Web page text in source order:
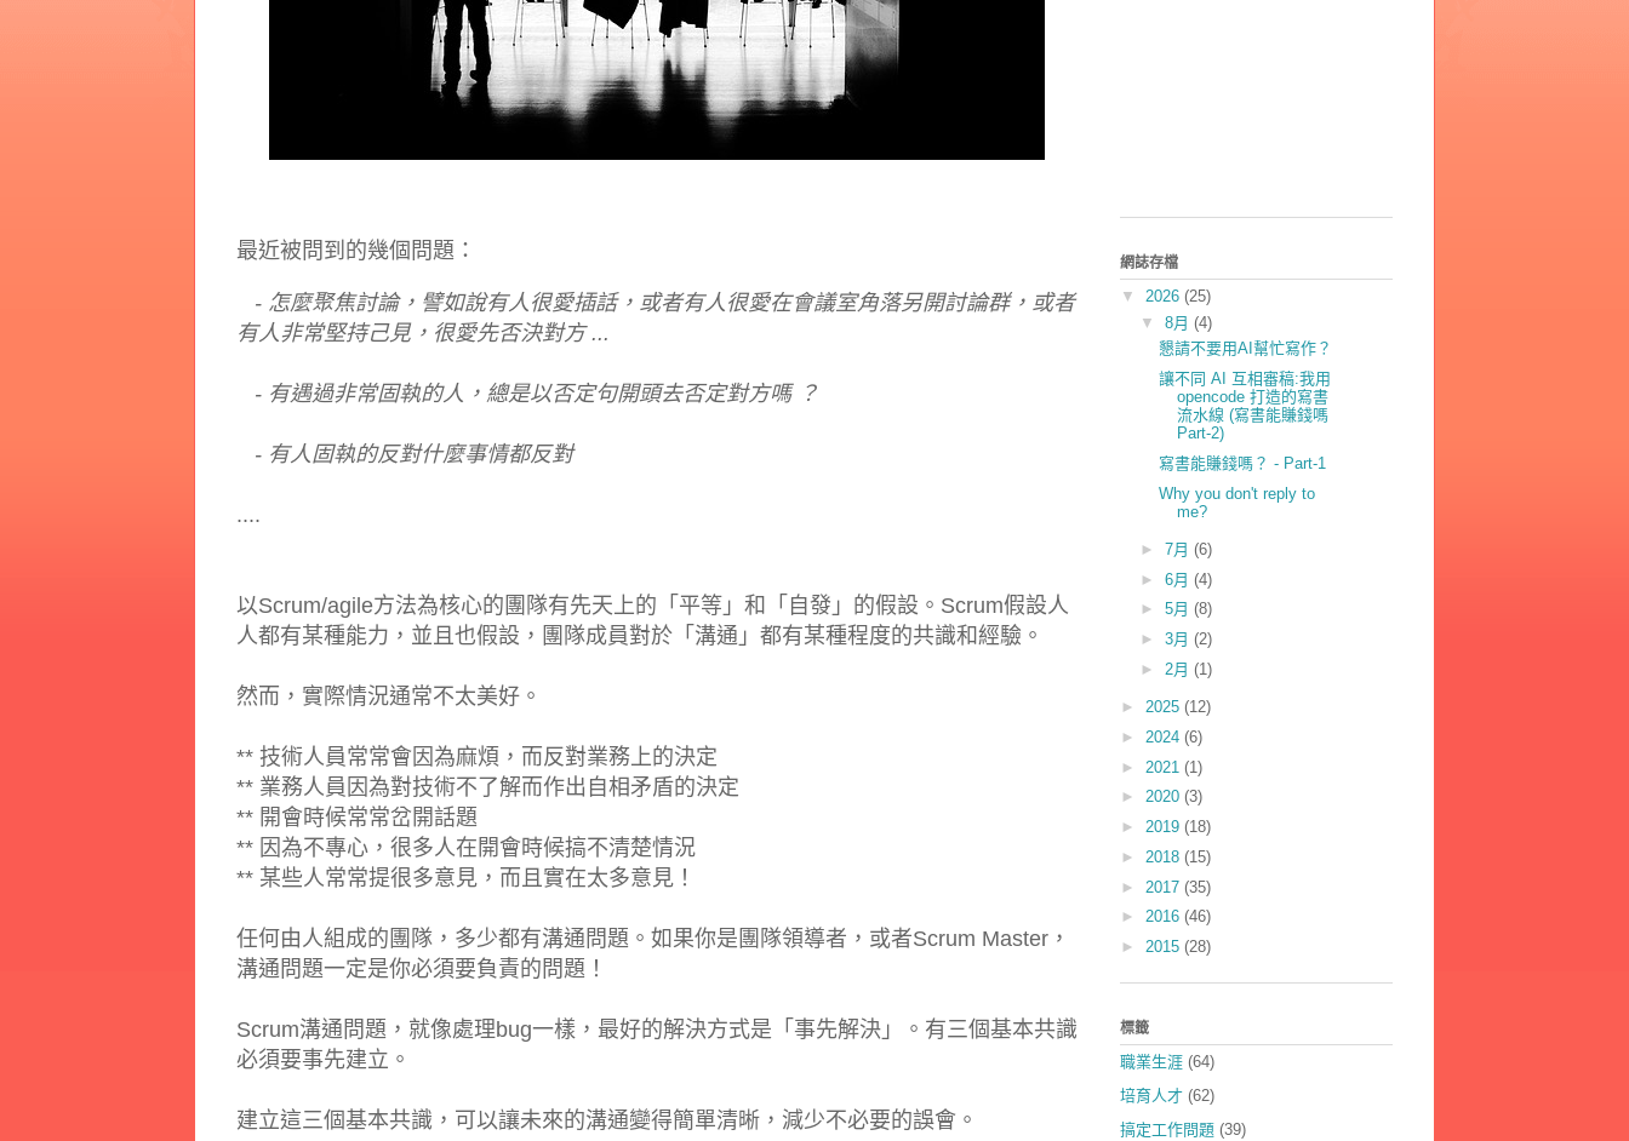
最近被問到的幾個問題：
- 怎麼聚焦討論，譬如說有人很愛插話，或者有人很愛在會議室角落另開討論群，或者
有人非常堅持己見，很愛先否決對方 ...
- 有遇過非常固執的人，總是以否定句開頭去否定對方嗎 ？
- 有人固執的反對什麼事情都反對
....
以Scrum/agile方法為核心的團隊有先天上的「平等」和「自發」的假設。Scrum假設人
人都有某種能力，並且也假設，團隊成員對於「溝通」都有某種程度的共識和經驗。
然而，實際情況通常不太美好。
** 技術人員常常會因為麻煩，而反對業務上的決定
** 業務人員因為對技術不了解而作出自相矛盾的決定
** 開會時候常常岔開話題
** 因為不專心，很多人在開會時候搞不清楚情況
** 某些人常常提很多意見，而且實在太多意見！
任何由人組成的團隊，多少都有溝通問題。如果你是團隊領導者，或者Scrum Master，
溝通問題一定是你必須要負責的問題！
Scrum溝通問題，就像處理bug一樣，最好的解決方式是「事先解決」。有三個基本共識
必須要事先建立。
建立這三個基本共識，可以讓未來的溝通變得簡單清晰，減少不必要的誤會。
網誌存檔
▼ 2026 (25)
▼ 8月 (4)
懇請不要用AI幫忙寫作？
讓不同 AI 互相審稿:我用
opencode 打造的寫書
流水線 (寫書能賺錢嗎
Part-2)
寫書能賺錢嗎？ - Part-1
Why you don't reply to
me?
► 7月 (6)
► 6月 (4)
► 5月 (8)
► 3月 (2)
► 2月 (1)
► 2025 (12)
► 2024 (6)
► 2021 (1)
► 2020 (3)
► 2019 (18)
► 2018 (15)
► 2017 (35)
► 2016 (46)
► 2015 (28)
標籤
職業生涯 (64)
培育人才 (62)
搞定工作問題 (39)